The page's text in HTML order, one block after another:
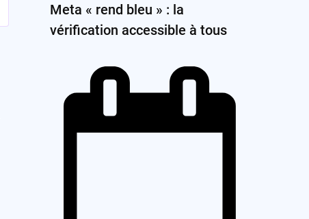
Meta « rend bleu » : la
vérification accessible à tous